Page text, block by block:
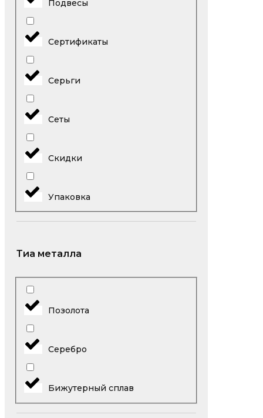
Подвесы
Сертификаты
Серьги
Сеты
Скидки
Упаковка
Тиа металла
Позолота
Серебро
Бижутерный сплав